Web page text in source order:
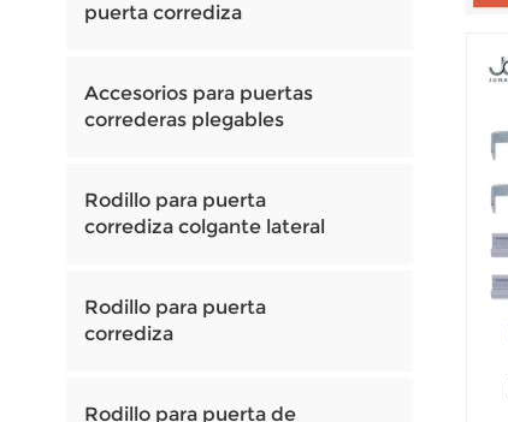
puerta corrediza
Accesorios para puertas
correderas plegables
Rodillo para puerta
corrediza colgante lateral
Rodillo para puerta
corrediza
Rodillo para puerta de